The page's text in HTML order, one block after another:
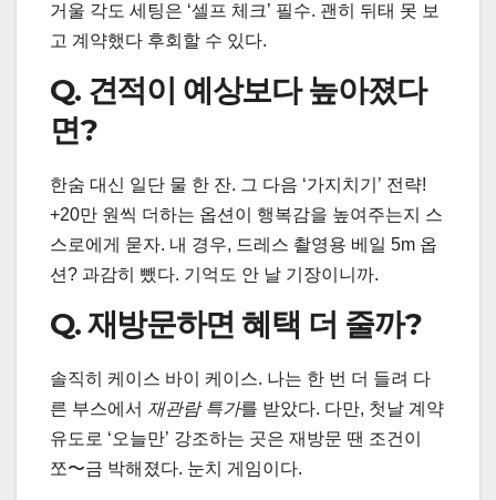
거울 각도 세팅은 ‘셀프 체크’ 필수. 괜히 뒤태 못 보
고 계약했다 후회할 수 있다.
Q. 견적이 예상보다 높아졌다
면?
한숨 대신 일단 물 한 잔. 그 다음 ‘가지치기’ 전략!
+20만 원씩 더하는 옵션이 행복감을 높여주는지 스
스로에게 묻자. 내 경우, 드레스 촬영용 베일 5m 옵
션? 과감히 뺐다. 기억도 안 날 기장이니까.
Q. 재방문하면 혜택 더 줄까?
솔직히 케이스 바이 케이스. 나는 한 번 더 들려 다
른 부스에서 재관람 특가를 받았다. 다만, 첫날 계약
유도로 ‘오늘만’ 강조하는 곳은 재방문 땐 조건이
쪼〜금 박해졌다. 눈치 게임이다.